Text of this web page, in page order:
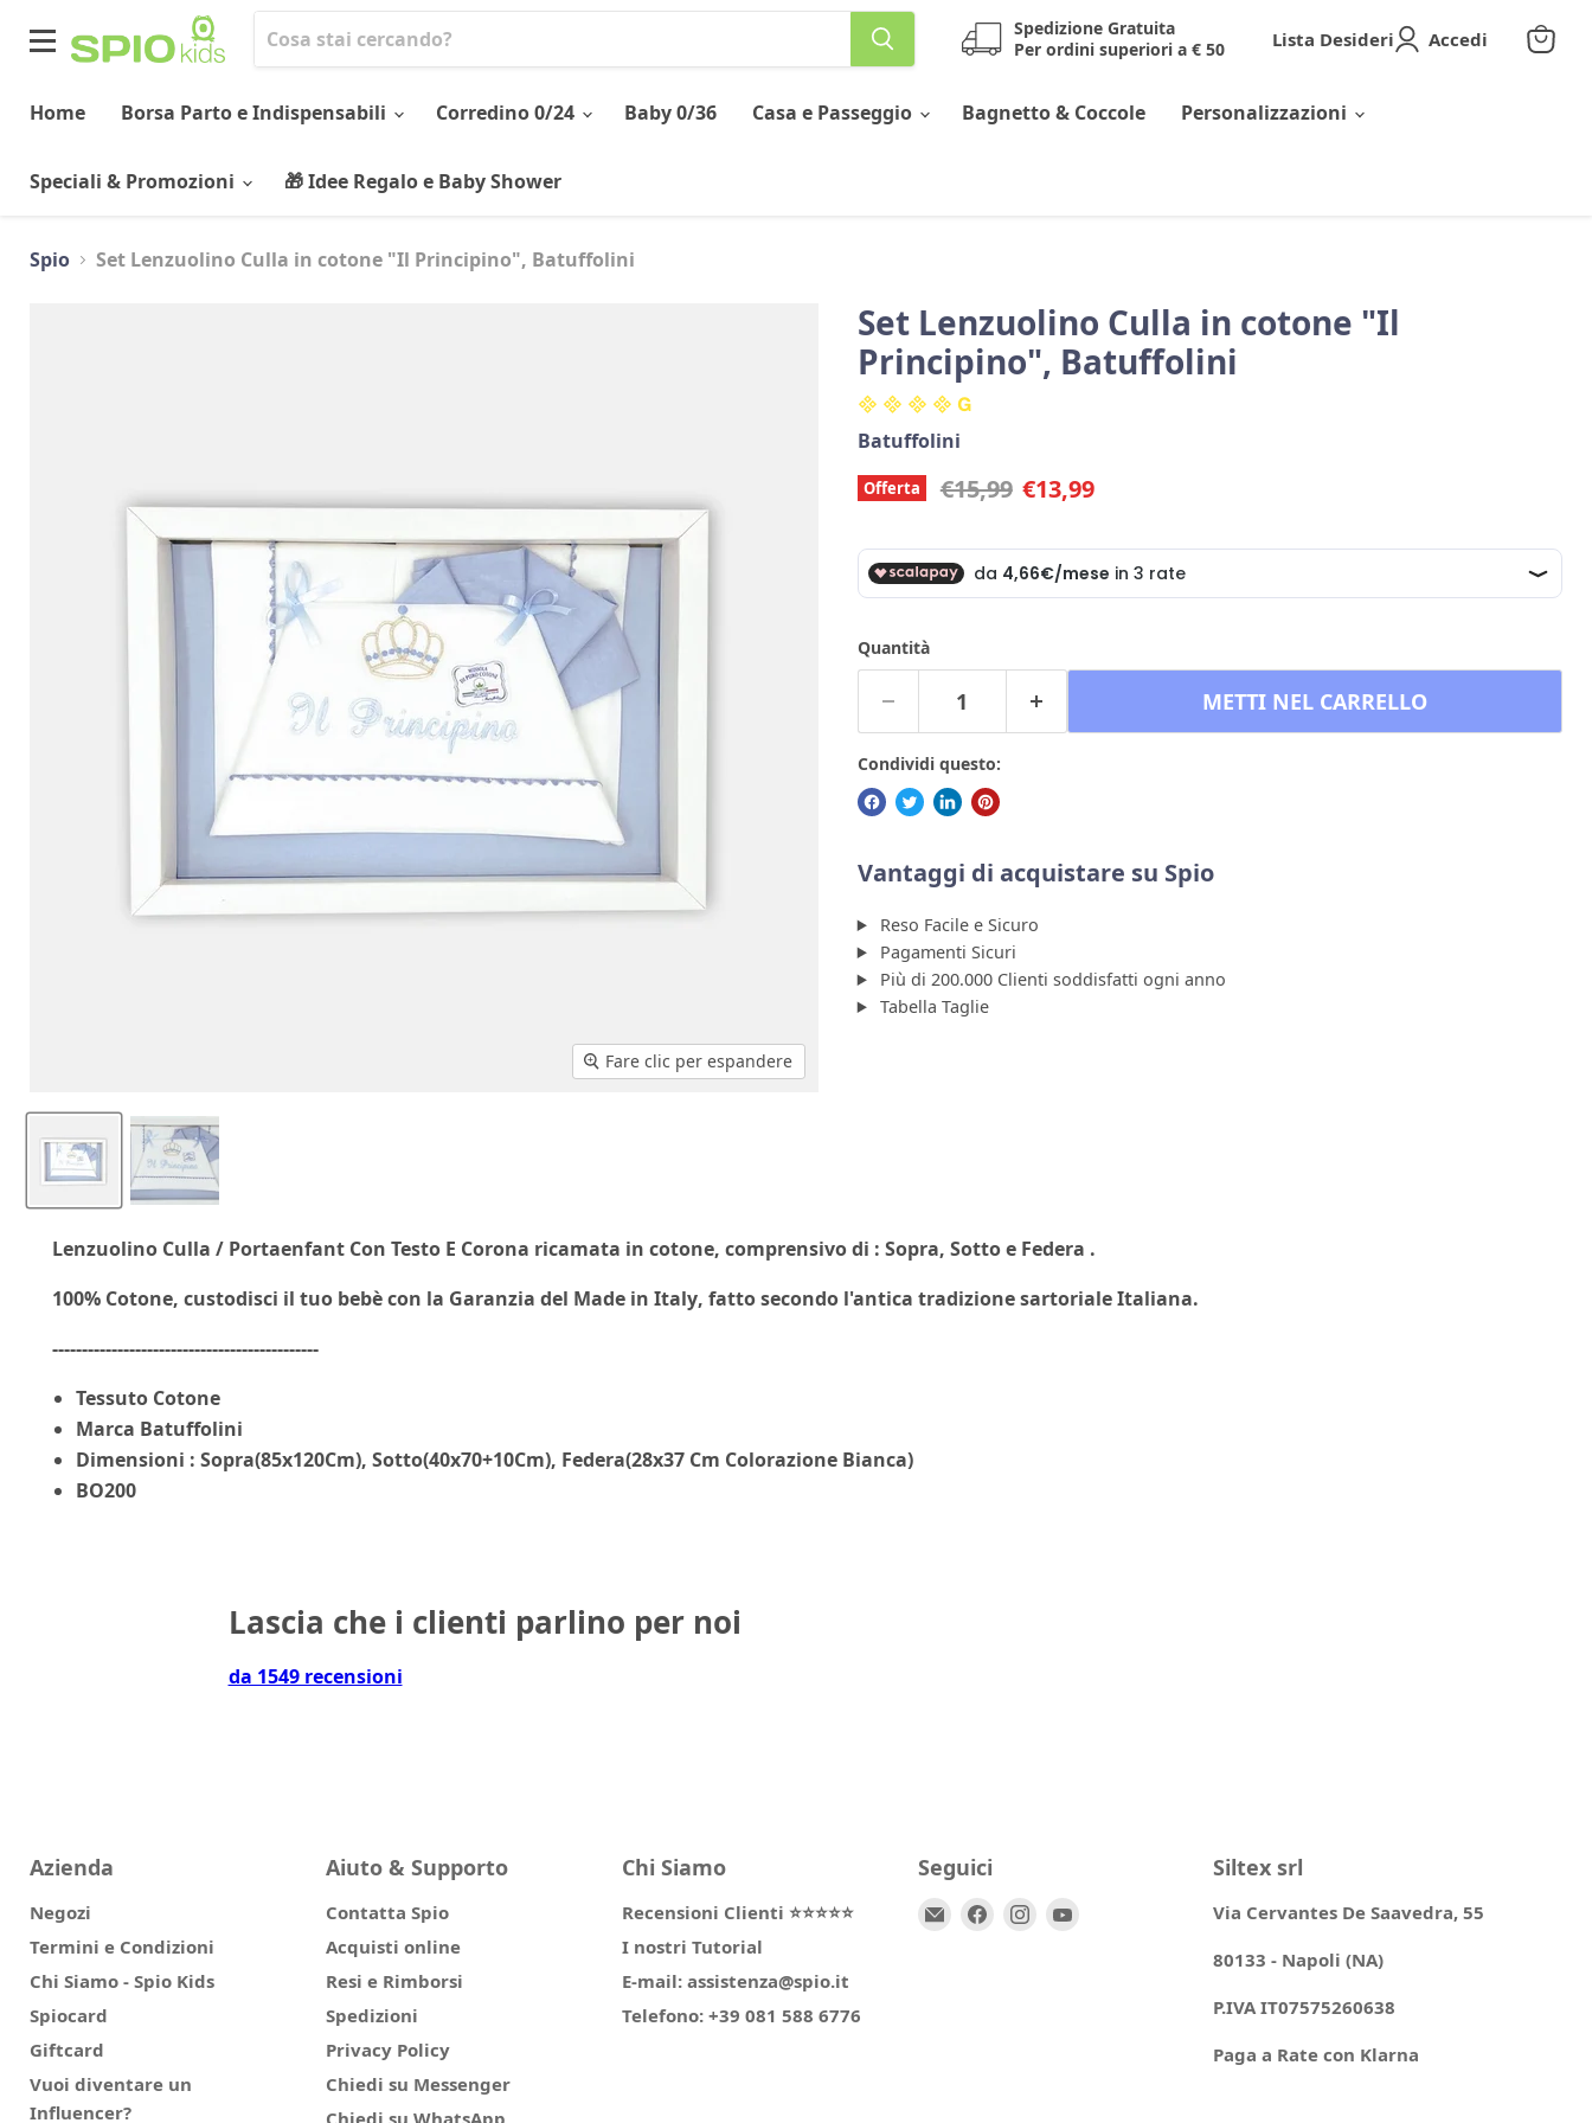
Menu
Spedizione Gratuita
Per ordini superiori a € 50
Lista Desideri Accedi
Home Borsa Parto e Indispensabili Corredino 0/24 Baby 0/36 Casa e Passeggio Bagnetto & Coccole Personalizzazioni
Speciali & Promozioni 🎁 Idee Regalo e Baby Shower
Spio Set Lenzuolino Culla in cotone "Il Principino", Batuffolini
Fare clic per espandere
Set Lenzuolino Culla in cotone "Il
Principino", Batuffolini
Batuffolini
Offerta Prezzo originale
€15,99 Prezzo corrente
€13,99
Quantità
METTI NEL CARRELLO
Condividi questo:
Vantaggi di acquistare su Spio
Reso Facile e Sicuro
Pagamenti Sicuri
Più di 200.000 Clienti soddisfatti ogni anno
Tabella Taglie
Lenzuolino Culla / Portaenfant Con Testo E Corona ricamata in cotone, comprensivo di : Sopra, Sotto e Federa .
100% Cotone, custodisci il tuo bebè con la Garanzia del Made in Italy, fatto secondo l'antica tradizione sartoriale Italiana.
---------------------------------------------
Tessuto Cotone
Marca Batuffolini
Dimensioni : Sopra(85x120Cm), Sotto(40x70+10Cm), Federa(28x37 Cm Colorazione Bianca)
BO200
Lascia che i clienti parlino per noi
da 1549 recensioni
Azienda
Negozi
Termini e Condizioni
Chi Siamo - Spio Kids
Spiocard
Giftcard
Vuoi diventare un
Influencer?
Aiuto & Supporto
Contatta Spio
Acquisti online
Resi e Rimborsi
Spedizioni
Privacy Policy
Chiedi su Messenger
Chiedi su WhatsApp
Chi Siamo
Recensioni Clienti ⭐⭐⭐⭐⭐
I nostri Tutorial
E-mail: assistenza@spio.it
Telefono: +39 081 588 6776
Seguici
Email
TrovaciTrovaci
Siltex srl
Via Cervantes De Saavedra, 55
80133 - Napoli (NA)
P.IVA IT07575260638
Paga a Rate con Klarna